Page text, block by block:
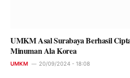
UMKM Asal Surabaya Berhasil
Minuman Ala Korea
UMKM 20/09/2024 - 18:08